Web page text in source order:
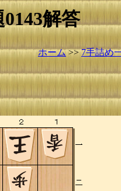
解答
ホーム>>7手詰め